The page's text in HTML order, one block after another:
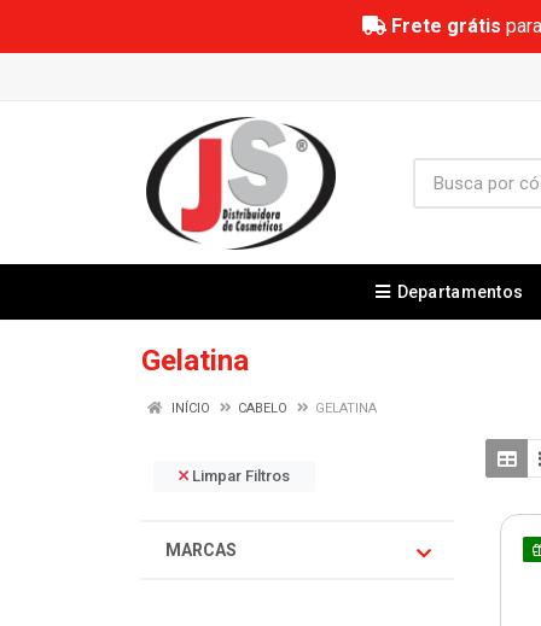
Frete grátis
Departamentos
Gelatina
INÍCIO CABELO GELATINA
Limpar Filtros
MARCAS